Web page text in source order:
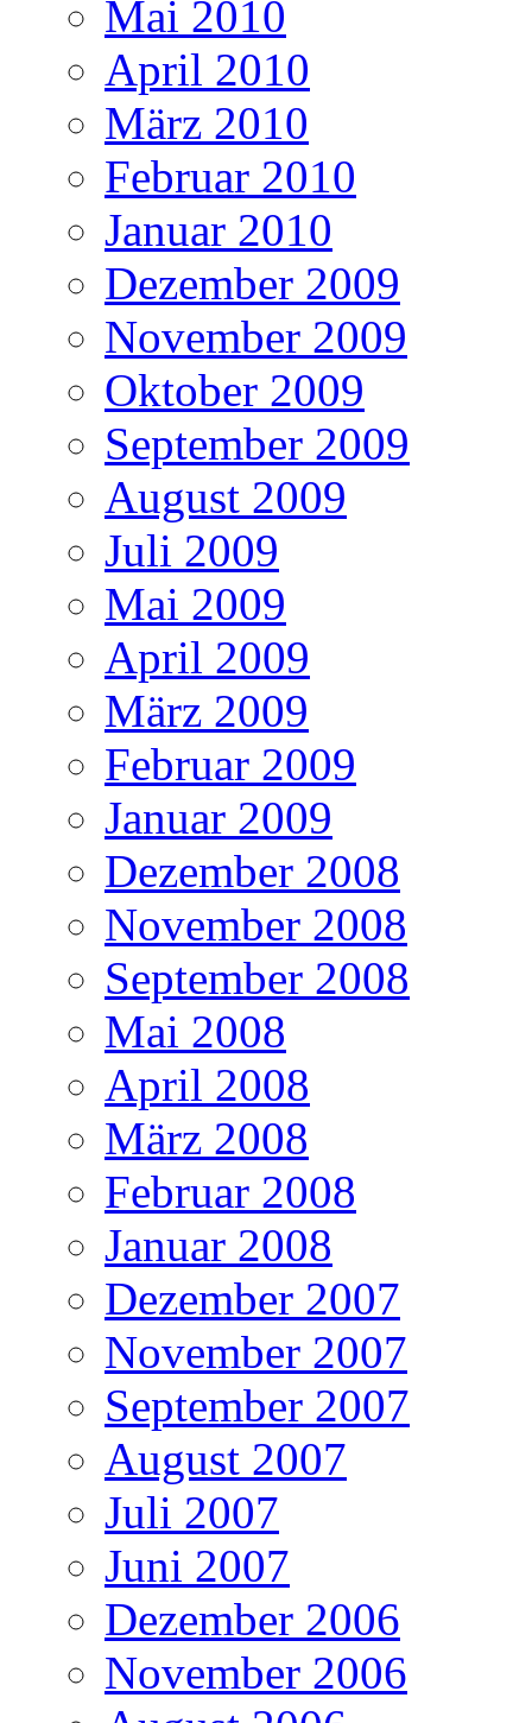
Mai 2010
April 2010
März 2010
Februar 2010
Januar 2010
Dezember 2009
November 2009
Oktober 2009
September 2009
August 2009
Juli 2009
Mai 2009
April 2009
März 2009
Februar 2009
Januar 2009
Dezember 2008
November 2008
September 2008
Mai 2008
April 2008
März 2008
Februar 2008
Januar 2008
Dezember 2007
November 2007
September 2007
August 2007
Juli 2007
Juni 2007
Dezember 2006
November 2006